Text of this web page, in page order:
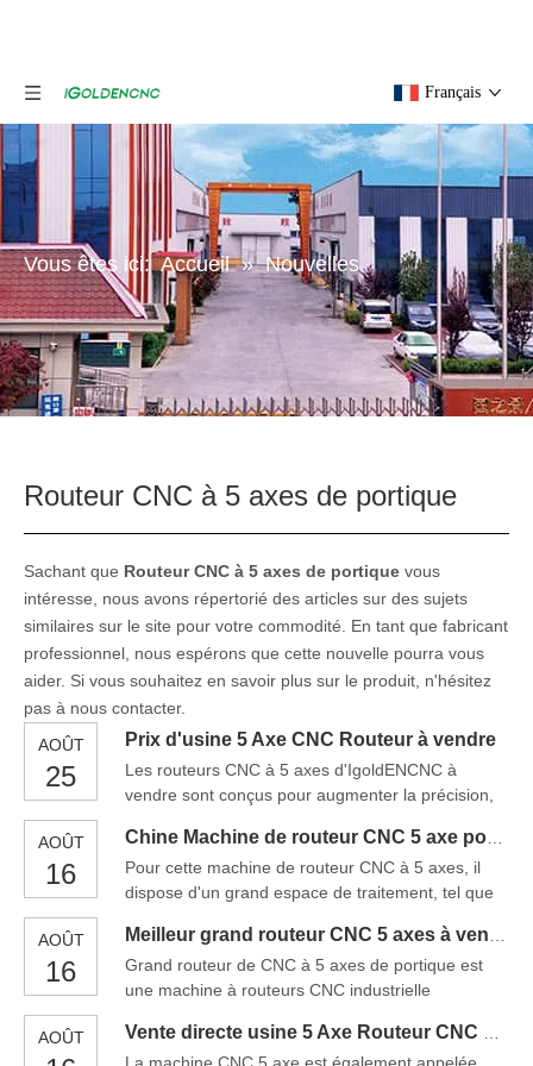
Français
Vous êtes ici: Accueil » Nouvelles
Routeur CNC à 5 axes de portique
Sachant que Routeur CNC à 5 axes de portique vous
intéresse, nous avons répertorié des articles sur des sujets
similaires sur le site pour votre commodité. En tant que fabricant
professionnel, nous espérons que cette nouvelle pourra vous
aider. Si vous souhaitez en savoir plus sur le produit, n'hésitez
pas à nous contacter.
AOÛT
25
Prix ​​d'usine 5 Axe CNC Routeur à vendre
Les routeurs CNC à 5 axes d'IgoldENCNC à
vendre sont conçus pour augmenter la précision,
production. Fabriqué avec des composants à la
pointe de la technologie et une technologie
innovante, ces routeurs CNC à 5 axes sont idéaux
processus de production industrielle.Chaque 5 Axe
AOÛT
16
Pour cette machine de routeur CNC à 5 axes, il
dispose d'un grand espace de traitement, tel que
rend adapté à un usinage de surface 3D à grande
échelle. En tant que matériel de traitement
intelligent hautement automatisé, la machine
avec le simple
AOÛT
16
Grand routeur de CNC à 5 axes de portique est
une machine à routeurs CNC industrielle
formées, des motifs, des composites, des motifs,
AOÛT